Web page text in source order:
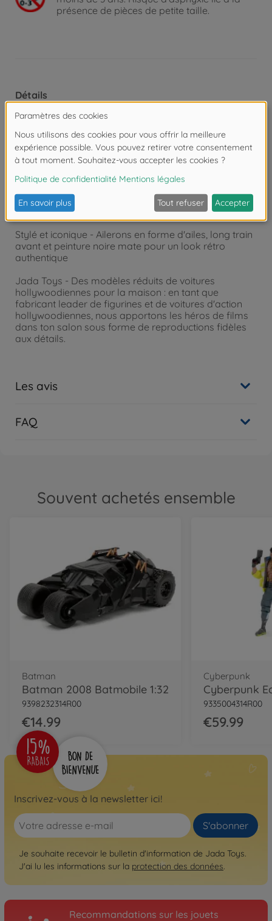
présence de pièces de petite taille.
Détails
Un classique du film Batman de 1989 - Batmobile
fidèle à l'original à l'échelle 1:32 avec une forme
aérodynamique marquante
Modèle Die-Cast de haute qualité - Fabriqué en métal,
stable et avec un grand souci du détail
Avec fonction roue libre - Il suffit de la pousser et de
la faire rouler, sans piles.
Stylé et iconique - Ailerons en forme d'ailes, long train
avant et peinture noire mate pour un look rétro
authentique
Jada Toys - Des modèles réduits de voitures
hollywoodiennes pour la maison : en tant que
fabricant leader de figurines et de voitures d'action
hollywoodiennes, nous apportons les héros de films
dans ton salon sous forme de reproductions fidèles
aux détails.
Les avis
FAQ
Souvent achetés ensemble
Batman
Batman 2008 Batmobile 1:32
9398232314R00
€14.99
Cyberpunk
9335004314R00
€59.99
Inscrivez-vous à la newsletter ici!
S'abonner
Je souhaite recevoir le bulletin d'information de Jada Toys.
J'ai lu les informations sur la protection des données.
Recommandations sur les jouets